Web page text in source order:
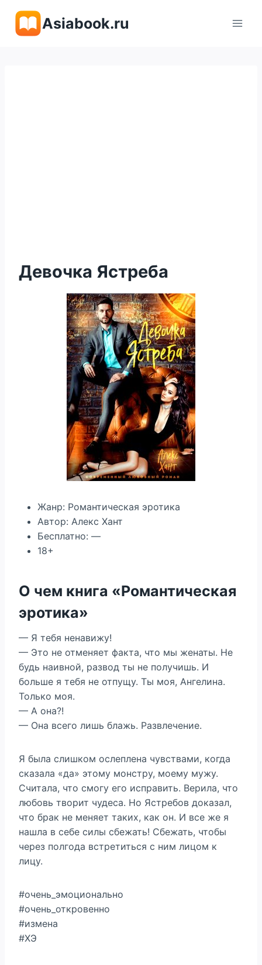
содержимому
Asiabook.ru
Девочка Ястреба
Жанр: Романтическая эротика
Автор: Алекс Хант
Бесплатно: —
18+
О чем книга «Романтическая
эротика»
— Я тебя ненавижу!
— Это не отменяет факта, что мы женаты. Не
будь наивной, развод ты не получишь. И
больше я тебя не отпущу. Ты моя, Ангелина.
Только моя.
— А она?!
— Она всего лишь блажь. Развлечение.
Я была слишком ослеплена чувствами, когда
сказала «да» этому монстру, моему мужу.
Считала, что смогу его исправить. Верила, что
любовь творит чудеса. Но Ястребов доказал,
что брак не меняет таких, как он. И все же я
нашла в себе силы сбежать! Сбежать, чтобы
через полгода встретиться с ним лицом к
лицу.
#очень_эмоционально
#очень_откровенно
#измена
#ХЭ